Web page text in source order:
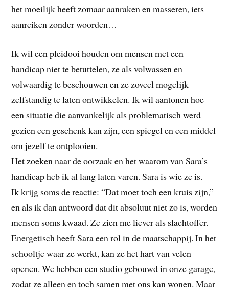
het moeilijk heeft zomaar aanraken en masseren, iets
aanreiken zonder woorden…
Ik wil een pleidooi houden om mensen met een
handicap niet te betuttelen, ze als volwassen en
volwaardig te beschouwen en ze zoveel mogelijk
zelfstandig te laten ontwikkelen. Ik wil aantonen hoe
een situatie die aanvankelijk als problematisch werd
gezien een geschenk kan zijn, een spiegel en een middel
om jezelf te ontplooien.
Het zoeken naar de oorzaak en het waarom van Sara’s
handicap heb ik al lang laten varen. Sara is wie ze is.
Ik krijg soms de reactie: “Dat moet toch een kruis zijn,”
en als ik dan antwoord dat dit absoluut niet zo is, worden
mensen soms kwaad. Ze zien me liever als slachtoffer.
Energetisch heeft Sara een rol in de maatschappij. In het
schooltje waar ze werkt, kan ze het hart van velen
openen. We hebben een studio gebouwd in onze garage,
zodat ze alleen en toch samen met ons kan wonen. Maar